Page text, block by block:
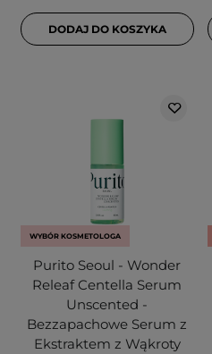
DODAJ DO KOSZYKA
WYBÓR KOSMETOLOGA
Purito Seoul - Wonder
Releaf Centella Serum
Unscented -
Bezzapachowe Serum z
Ekstraktem z Wąkroty